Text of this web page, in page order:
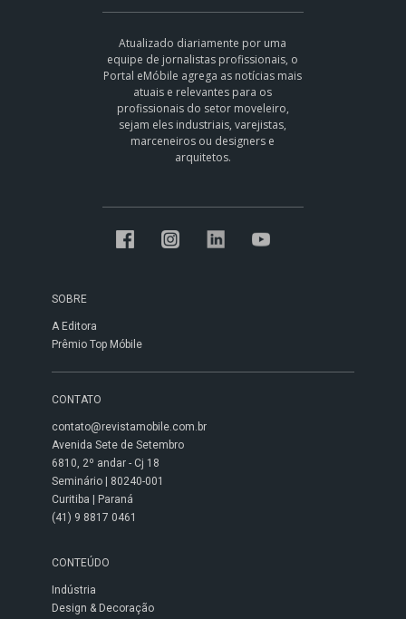
Atualizado diariamente por uma
equipe de jornalistas profissionais, o
Portal eMóbile agrega as notícias mais
atuais e relevantes para os
profissionais do setor moveleiro,
sejam eles industriais, varejistas,
marceneiros ou designers e
arquitetos.
SOBRE
A Editora
Prêmio Top Móbile
CONTATO
contato@revistamobile.com.br
Avenida Sete de Setembro
6810, 2º andar - Cj 18
Seminário | 80240-001
Curitiba | Paraná
(41) 9 8817 0461
CONTEÚDO
Indústria
Design & Decoração